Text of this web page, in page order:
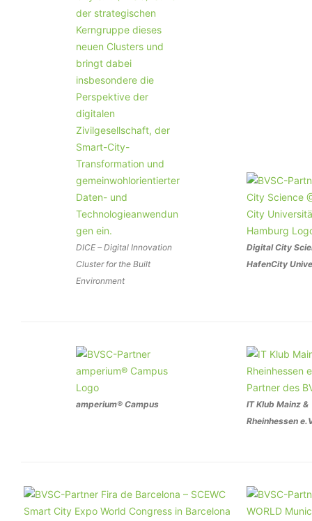
DICE – Digital Innovation
Cluster for the Built
Environment
Digital City
HafenCity
amperium® Campus
IT Klub Mainz &
Rheinhessen